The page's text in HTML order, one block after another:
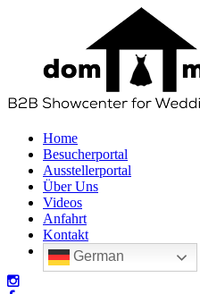
Home
Besucherportal
Ausstellerportal
Über Uns
Videos
Anfahrt
Kontakt
German